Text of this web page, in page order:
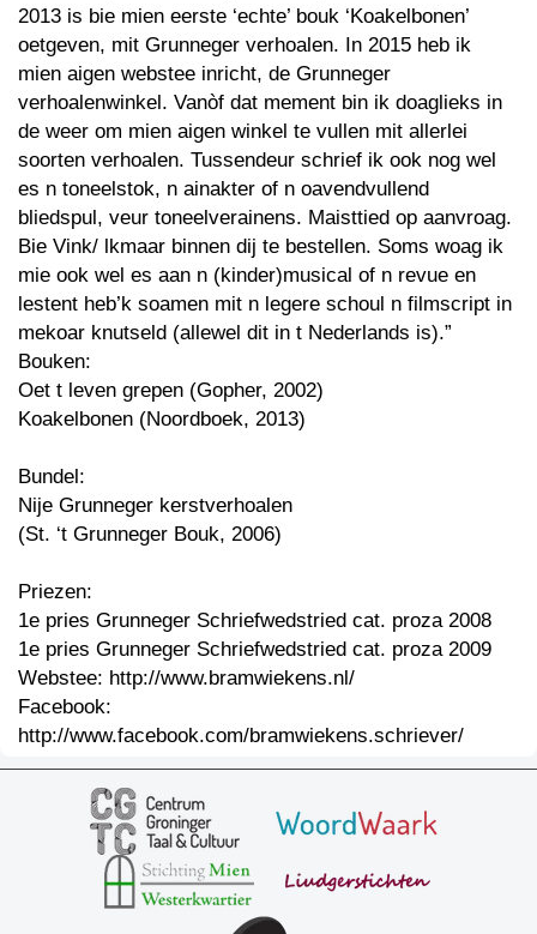
2013 is bie mien eerste ‘echte’ bouk ‘Koakelbonen’
oetgeven, mit Grunneger verhoalen. In 2015 heb ik
mien aigen webstee inricht, de Grunneger
verhoalenwinkel. Vanòf dat mement bin ik doaglieks in
de weer om mien aigen winkel te vullen mit allerlei
soorten verhoalen. Tussendeur schrief ik ook nog wel
es n toneelstok, n ainakter of n oavendvullend
bliedspul, veur toneelverainens. Maisttied op aanvroag.
Bie Vink/ lkmaar binnen dij te bestellen. Soms woag ik
mie ook wel es aan n (kinder)musical of n revue en
lestent heb’k soamen mit n legere schoul n filmscript in
mekoar knutseld (allewel dit in t Nederlands is).”
Bouken:
Oet t leven grepen (Gopher, 2002)
Koakelbonen (Noordboek, 2013)
Bundel:
Nije Grunneger kerstverhoalen
(St. ‘t Grunneger Bouk, 2006)
Priezen:
1e pries Grunneger Schriefwedstried cat. proza 2008
1e pries Grunneger Schriefwedstried cat. proza 2009
Webstee: http://www.bramwiekens.nl/
Facebook:
http://www.facebook.com/bramwiekens.schriever/